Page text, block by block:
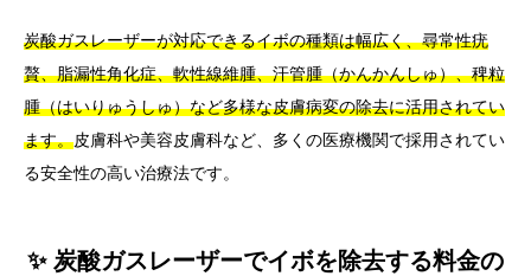
炭酸ガスレーザーが対応できるイボの種類は幅広く、尋常性疣
贅、脂漏性角化症、軟性線維腫、汗管腫（かんかんしゅ）、稗粒
腫（はいりゅうしゅ）など多様な皮膚病変の除去に活用されてい
ます。皮膚科や美容皮膚科など、多くの医療機関で採用されてい
る安全性の高い治療法です。
✨ 炭酸ガスレーザーでイボを除去する料金の